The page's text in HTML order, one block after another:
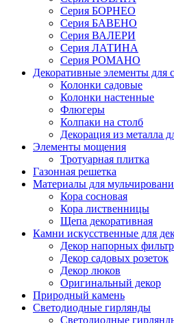
Серия БОРНЕО
Серия БАВЕНО
Серия ВАЛЕРИ
Серия ЛАТИНА
Серия РОМАНО
Декоративные элементы для
Колонки садовые
Колонки настенные
Флюгеры
Колпаки на столб
Декорация из металла
Элементы мощения
Тротуарная плитка
Газонная решетка
Материалы для
Кора сосновая
Кора лиственницы
Щепа декоративная
Камни искусственные для
Декор напорных
Декор садовых розеток
Декор люков
Оригинальный декор
Природный камень
Светодиодные гирлянды
Светодиодные